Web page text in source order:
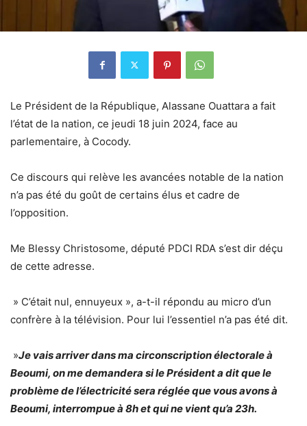
Le Président de la République, Alassane Ouattara a fait
l’état de la nation, ce jeudi 18 juin 2024, face au
parlementaire, à Cocody.
Ce discours qui relève les avancées notable de la nation
n’a pas été du goût de certains élus et cadre de
l’opposition.
Me Blessy Christosome, député PDCI RDA s’est dir déçu
de cette adresse.
» C’était nul, ennuyeux », a-t-il répondu au micro d’un
confrère à la télévision. Pour lui l’essentiel n’a pas été dit.
»Je vais arriver dans ma circonscription électorale à
Beoumi, on me demandera si le Président a dit que le
problème de l’électricité sera réglée que vous avons à
Beoumi, interrompue à 8h et qui ne vient qu’a 23h.